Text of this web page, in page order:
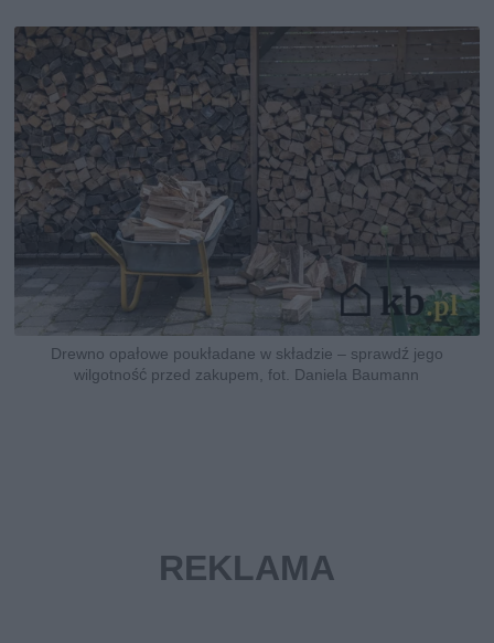
Drewno opałowe poukładane w składzie – sprawdź jego
wilgotność przed zakupem, fot. Daniela Baumann